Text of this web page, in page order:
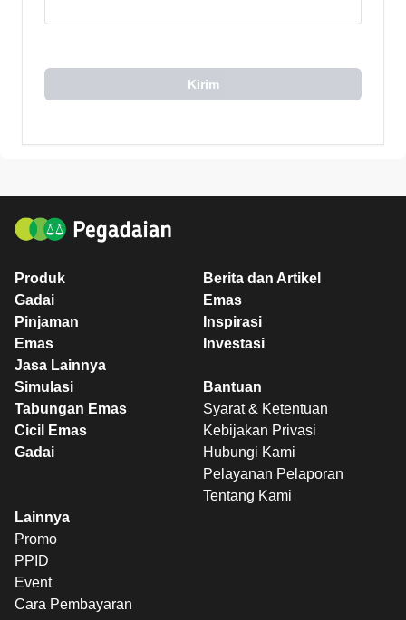
Kirim
Produk
Gadai
Pinjaman
Emas
Jasa Lainnya
Berita dan Artikel
Emas
Inspirasi
Investasi
Simulasi
Tabungan Emas
Cicil Emas
Gadai
Bantuan
Syarat & Ketentuan
Kebijakan Privasi
Hubungi Kami
Pelayanan Pelaporan
Tentang Kami
Lainnya
Promo
PPID
Event
Cara Pembayaran